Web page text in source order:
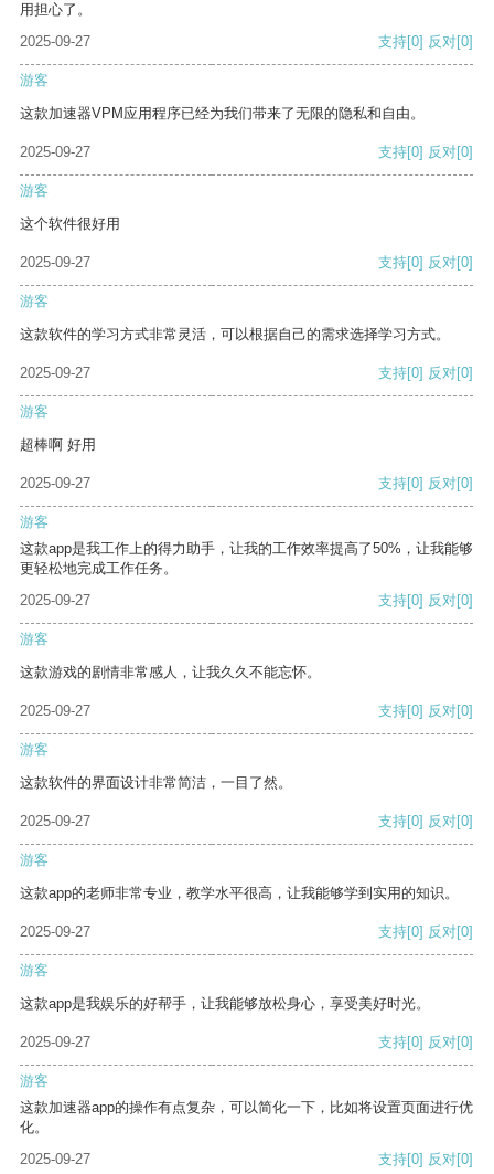
用担心了。
2025-09-27
支持[0] 反对[0]
游客
这款加速器VPM应用程序已经为我们带来了无限的隐私和自由。
2025-09-27 支持[0] 反对[0]
游客
这个软件很好用
2025-09-27 支持[0] 反对[0]
游客
这款软件的学习方式非常灵活，可以根据自己的需求选择学习方式。
2025-09-27 支持[0] 反对[0]
游客
超棒啊 好用
2025-09-27 支持[0] 反对[0]
游客
这款app是我工作上的得力助手，让我的工作效率提高了50%，让我能够
更轻松地完成工作任务。
2025-09-27
支持[0] 反对[0]
游客
这款游戏的剧情非常感人，让我久久不能忘怀。
2025-09-27 支持[0] 反对[0]
游客
这款软件的界面设计非常简洁，一目了然。
2025-09-27 支持[0] 反对[0]
游客
这款app的老师非常专业，教学水平很高，让我能够学到实用的知识。
2025-09-27 支持[0] 反对[0]
游客
这款app是我娱乐的好帮手，让我能够放松身心，享受美好时光。
2025-09-27 支持[0] 反对[0]
游客
这款加速器app的操作有点复杂，可以简化一下，比如将设置页面进行优
化。
2025-09-27
支持[0] 反对[0]